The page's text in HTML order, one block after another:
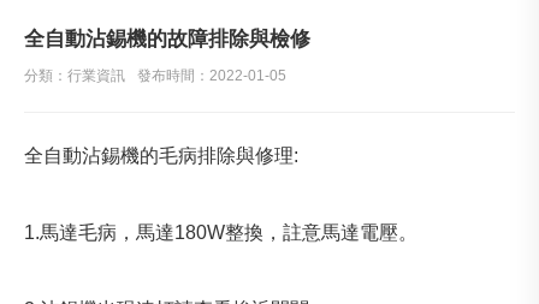
全自動沾錫機的故障排除與檢修
分類：行業資訊 發布時間：2022-01-05
全自動沾錫機的毛病排除與修理:
1.馬達毛病，馬達180W整換，註意馬達電壓。